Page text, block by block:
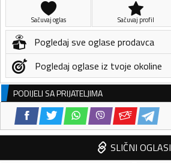
Sačuvaj oglas Sačuvaj profil
Pogledaj sve oglase prodavca
Pogledaj oglase iz tvoje okoline
PODIJELI SA PRIJATELJIMA
SLIČNI OGLASI